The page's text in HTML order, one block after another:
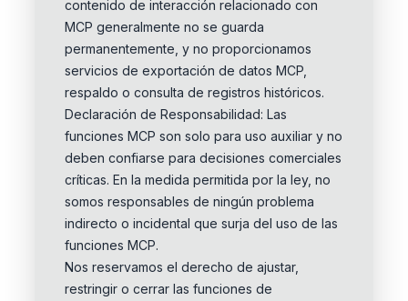
contenido de interacción relacionado con
MCP generalmente no se guarda
permanentemente, y no proporcionamos
servicios de exportación de datos MCP,
respaldo o consulta de registros históricos.
Declaración de Responsabilidad: Las
funciones MCP son solo para uso auxiliar y no
deben confiarse para decisiones comerciales
críticas. En la medida permitida por la ley, no
somos responsables de ningún problema
indirecto o incidental que surja del uso de las
funciones MCP.
Nos reservamos el derecho de ajustar,
restringir o cerrar las funciones de